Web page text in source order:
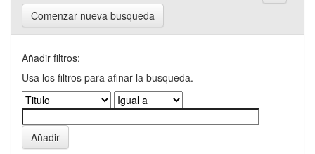
Comenzar nueva busqueda
Añadir filtros:
Usa los filtros para afinar la busqueda.